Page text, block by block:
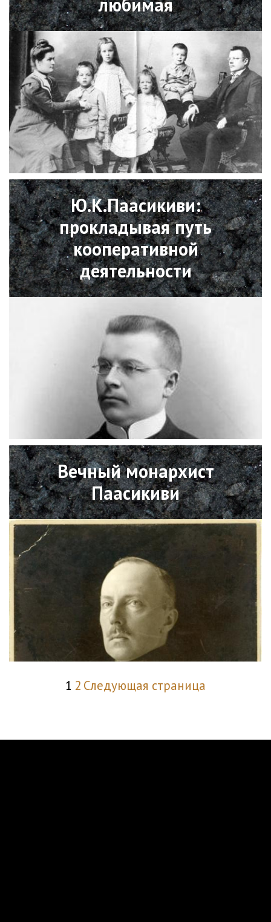
Ю.К.Паасикиви:
прокладывая путь
кооперативной
деятельности
Open
Вечный монархист
Паасикиви
Open
1 2 Следующая страница